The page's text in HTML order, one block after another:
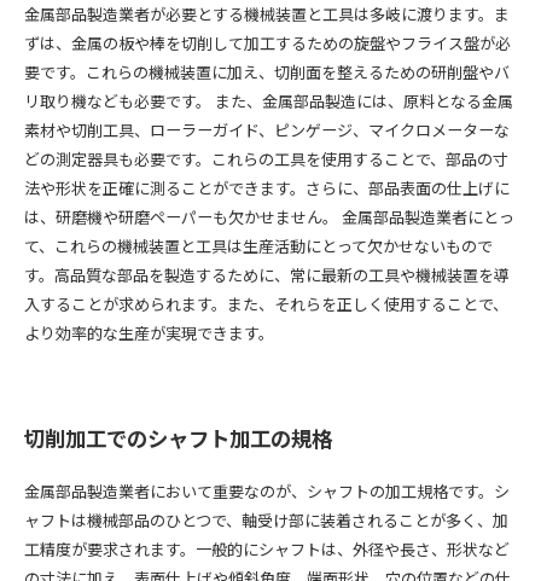
金属部品製造業者が必要とする機械装置と工具は多岐に渡ります。ま
ずは、金属の板や棒を切削して加工するための旋盤やフライス盤が必
要です。これらの機械装置に加え、切削面を整えるための研削盤やバ
リ取り機なども必要です。 また、金属部品製造には、原料となる金属
素材や切削工具、ローラーガイド、ピンゲージ、マイクロメーターな
どの測定器具も必要です。これらの工具を使用することで、部品の寸
法や形状を正確に測ることができます。さらに、部品表面の仕上げに
は、研磨機や研磨ペーパーも欠かせません。 金属部品製造業者にとっ
て、これらの機械装置と工具は生産活動にとって欠かせないもので
す。高品質な部品を製造するために、常に最新の工具や機械装置を導
入することが求められます。また、それらを正しく使用することで、
より効率的な生産が実現できます。
切削加工でのシャフト加工の規格
金属部品製造業者において重要なのが、シャフトの加工規格です。シ
ャフトは機械部品のひとつで、軸受け部に装着されることが多く、加
工精度が要求されます。一般的にシャフトは、外径や長さ、形状など